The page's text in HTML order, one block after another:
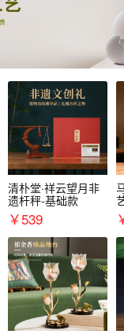
清朴堂·祥云望月非
遗杆秤-基础款
￥539